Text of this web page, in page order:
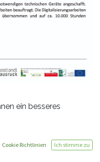
ein besseres
Cookie Richtlinien Ich stimme zu